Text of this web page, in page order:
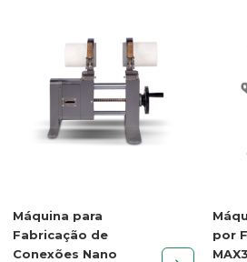
Máquina para
Fabricação de
Conexões Nano
por